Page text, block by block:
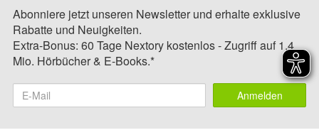
Abonniere jetzt unseren Newsletter und erhalte exklusive
Rabatte und Neuigkeiten.
Extra-Bonus: 60 Tage Nextory kostenlos - Zugriff auf 1,4
Mio. Hörbücher & E-Books.*
Anmelden